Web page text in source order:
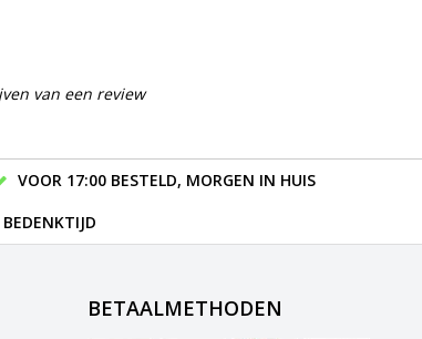
van een review
VOOR 17:00 BESTELD, MORGEN IN HUIS
BETAALMETHODEN